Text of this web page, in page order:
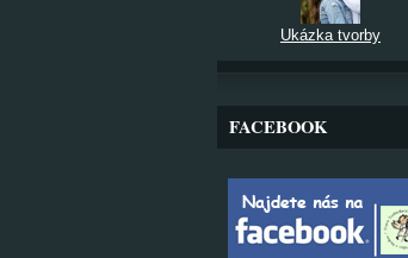
Ukázka tvorby
FACEBOOK